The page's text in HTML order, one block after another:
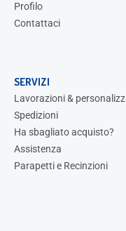
Profilo
Contattaci
SERVIZI
Lavorazioni &
Spedizioni
Ha sbagliato acquisto?
Assistenza
Parapetti e Recinzioni